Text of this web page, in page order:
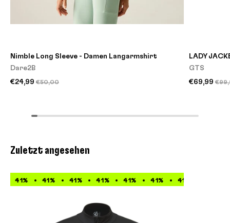
Nimble Long Sleeve - Damen Langarmshirt
Dare2B
€24,99 €50,00
LADY
GTS
€69,99
Zuletzt angesehen
41% 41% 41% 41% 41% 41% 41%